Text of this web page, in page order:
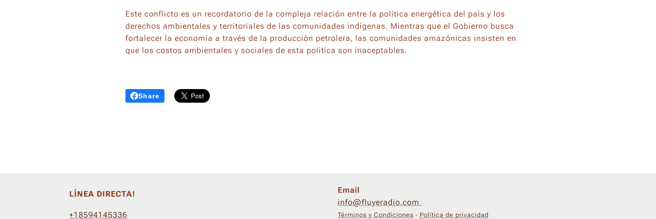
Este conflicto es un recordatorio de la compleja relación entre la política energética del país y los
derechos ambientales y territoriales de las comunidades indígenas. Mientras que el Gobierno busca
fortalecer la economía a través de la producción petrolera, las comunidades amazónicas insisten en
que los costos ambientales y sociales de esta política son inaceptables.
Share
LÍNEA DIRECTA!
+18594145336
Email
info@fluyeradio.com
Términos y Condiciones - Política de privacidad